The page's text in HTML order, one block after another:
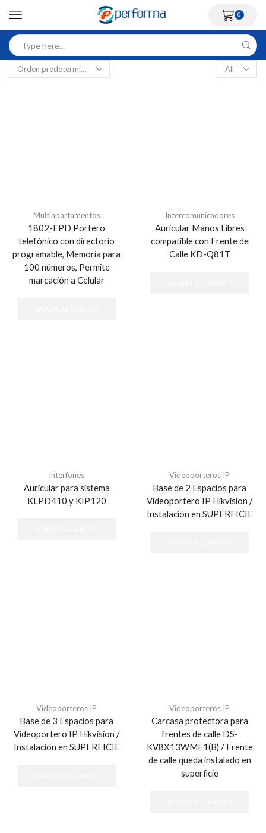
0
Multiapartamentos
1802-EPD Portero
telefónico con directorio
programable, Memoria para
100 números, Permite
marcación a Celular
Intercomunicadores
Auricular Manos Libres
compatible con Frente de
Calle KD-Q81T
Interfones
Auricular para sistema
KLPD410 y KIP120
Videoporteros IP
Base de 2 Espacios para
Videoportero IP Hikvision /
Instalación en SUPERFICIE
Videoporteros IP
Base de 3 Espacios para
Videoportero IP Hikvision /
Instalación en SUPERFICIE
Videoporteros IP
Carcasa protectora para
frentes de calle DS-
KV8X13WME1(B) / Frente
de calle queda instalado en
superficie